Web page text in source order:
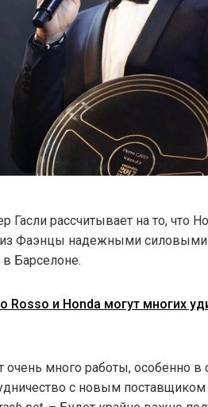
Гасли рассчитывает на то, что
из Фаэнцы надежными силовыми
в Барселоне.
Rosso и Honda могут многих
очень много работы, особенно в
с новым поставщиком